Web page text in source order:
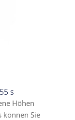
s
Höhen
können Sie